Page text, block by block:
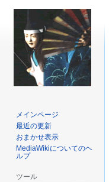
メインページ
最近の更新
おまかせ表示
MediaWikiについてのヘ
ルプ
ツール